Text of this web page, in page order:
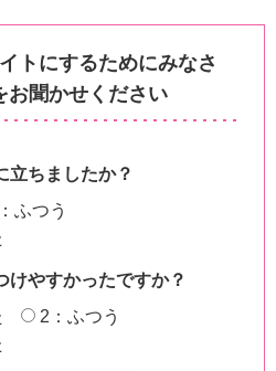
トにするためにみなさ
お聞かせください
立ちましたか？
ふつう
けやすかったですか？
2：ふつう